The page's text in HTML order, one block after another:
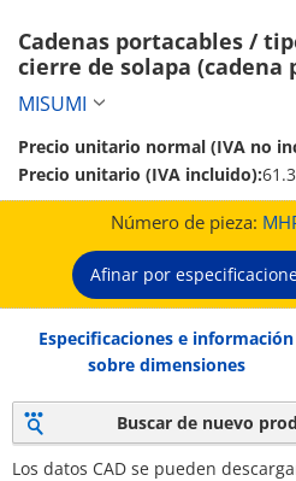
Cadenas portacables /
cierre de solapa (cadena
soportes de montaje)
MISUMI
Precio unitario normal (IVA no
Precio unitario (IVA incluido):
Número de pieza:
Afinar por
Especificaciones e información
sobre dimensiones
Buscar de nuevo
Los datos CAD se pueden